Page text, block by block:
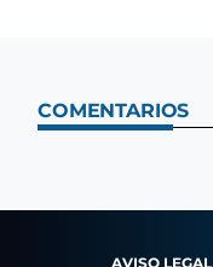
COMENTARIOS
AVISO LEGAL